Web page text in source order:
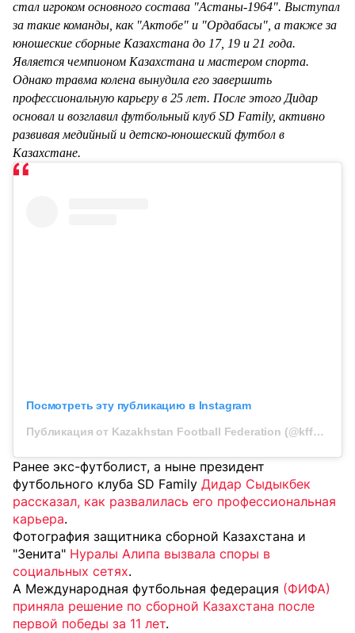
стал игроком основного состава "Астаны-1964". Выступал
за такие команды, как "Актобе" и "Ордабасы", а также за
юношеские сборные Казахстана до 17, 19 и 21 года.
Является чемпионом Казахстана и мастером спорта.
Однако травма колена вынудила его завершить
профессиональную карьеру в 25 лет. После этого Дидар
основал и возглавил футбольный клуб SD Family, активно
развивая медийный и детско-юношеский футбол в
Казахстане.
Посмотреть эту публикацию в Instagram
Публикация от Kazakhstan Football Federation (@kff_resmi)
Ранее экс-футболист, а ныне президент
футбольного клуба SD Family Дидар Сыдыкбек
рассказал, как развалилась его профессиональная
карьера.
Фотография защитника сборной Казахстана и
"Зенита" Нуралы Алипа вызвала споры в
социальных сетях.
А Международная футбольная федерация (ФИФА)
приняла решение по сборной Казахстана после
первой победы за 11 лет.